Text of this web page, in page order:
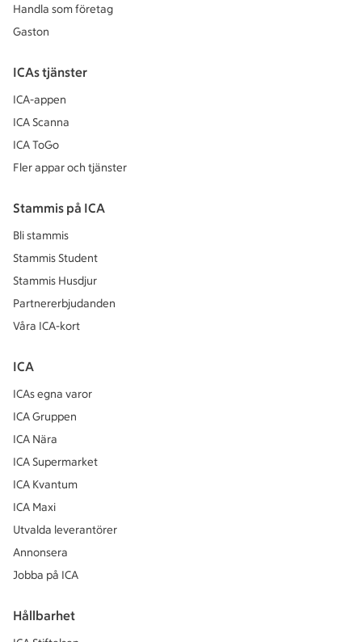
Handla som företag
Gaston
ICAs tjänster
ICA-appen
ICA Scanna
ICA ToGo
Fler appar och tjänster
Stammis på ICA
Bli stammis
Stammis Student
Stammis Husdjur
Partnererbjudanden
Våra ICA-kort
ICA
ICAs egna varor
ICA Gruppen
ICA Nära
ICA Supermarket
ICA Kvantum
ICA Maxi
Utvalda leverantörer
Annonsera
Jobba på ICA
Hållbarhet